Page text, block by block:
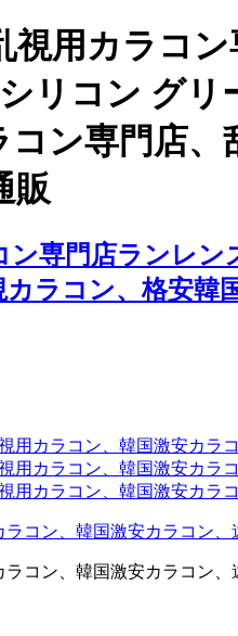
用カラコ
リコン グ
ン専門店
販
専門店ランレ
ラコン、格安
カラコン、韓国激安カ
カラコン、韓国激安カラ
カラコン、韓国激安カラ
コン、韓国激安カラコン
コン、韓国激安カラコン